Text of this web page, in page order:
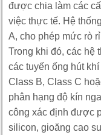
được chia làm các
việc thực tế. Hệ
A, cho phép mức rò
Trong khi đó, các hệ
các tuyến ống hút
Class B, Class C
phân hạng độ kín
công xác định được
silicon, gioăng cao